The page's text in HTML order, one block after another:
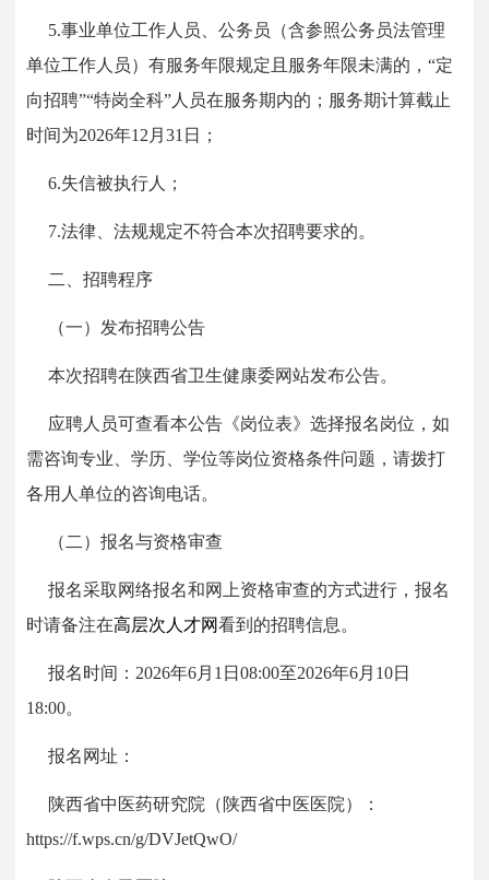
5.事业单位工作人员、公务员（含参照公务员法管理
单位工作人员）有服务年限规定且服务年限未满的，“定
向招聘”“特岗全科”人员在服务期内的；服务期计算截止
时间为2026年12月31日；
6.失信被执行人；
7.法律、法规规定不符合本次招聘要求的。
二、招聘程序
（一）发布招聘公告
本次招聘在陕西省卫生健康委网站发布公告。
应聘人员可查看本公告《岗位表》选择报名岗位，如
需咨询专业、学历、学位等岗位资格条件问题，请拨打
各用人单位的咨询电话。
（二）报名与资格审查
报名采取网络报名和网上资格审查的方式进行，报名
时请备注在高层次人才网看到的招聘信息。
报名时间：2026年6月1日08:00至2026年6月10日
18:00。
报名网址：
陕西省中医药研究院（陕西省中医医院）：
https://f.wps.cn/g/DVJetQwO/